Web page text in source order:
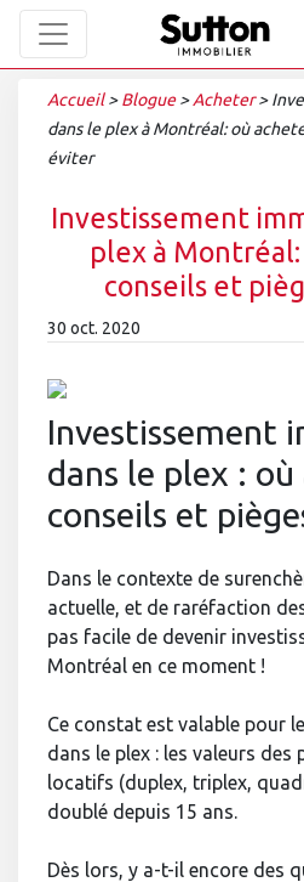
Accueil >Blogue >Acheter >
dans le plex à Montréal: où
éviter
Investissement
plex à
conseils et
30 oct. 2020
Investissement
dans le plex : où
conseils et
Dans le contexte de
actuelle, et de raréfaction
pas facile de devenir
Montréal en ce moment !
Ce constat est valable pour
dans le plex : les valeurs des
locatifs (duplex, triplex,
doublé depuis 15 ans.
Dès lors, y a-t-il encore des